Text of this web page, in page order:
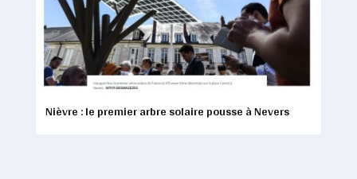
Nièvre : le premier arbre solaire pousse à Nevers